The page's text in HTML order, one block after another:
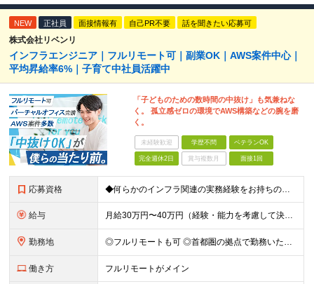
NEW 正社員 面接情報有 自己PR不要 話を聞きたい応募可
株式会社リベンリ
インフラエンジニア｜フルリモート可｜副業OK｜AWS案件中心｜
平均昇給率6%｜子育て中社員活躍中
「子どものための数時間の中抜け」も気兼ねな
く。 孤立感ゼロの環境でAWS構築などの腕を磨
く。
未経験歓迎 学歴不問 ベテランOK
完全週休2日 賞与複数月 面接1回
応募資格 ◆何らかのインフラ関連の実務経験をお持ちの方 ◆学歴不問 ＜特に歓迎する方＞ ◆Linuxサーバーの構築・運用経験（3年以上） ◆パブリッククラウド（AWS / Azure / GCPいずれか）を用
給与 月給30万円〜40万円（経験・能力を考慮して決定） ※固定残業代20時間分（4.0〜5.5万円）含む／超過分は全額支給 ※経験・スキルを考慮のうえ決定いたします ※6ヶ月の試用期間あり。期間中の待遇に
勤務地 ◎フルリモートも可 ◎首都圏の拠点で勤務いただくことを想定しております ■本社（湘南本社） 神奈川県藤沢市辻堂神台2-2-1 アイクロス湘南8階 └JR東海道線「辻堂駅」徒歩3分 ■東北支社 秋田
働き方 フルリモートがメイン